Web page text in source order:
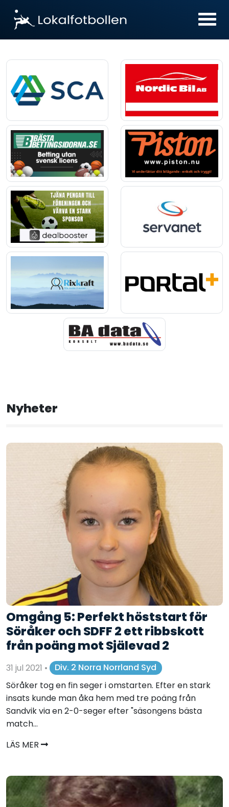
Nyheter
Omgång 5: Perfekt höststart för
Söråker och SDFF 2 ett ribbskott
från poäng mot Själevad 2
31 jul 2021 •
Div. 2 Norra Norrland Syd
Söråker tog en fin seger i omstarten. Efter en stark
insats kunde man åka hem med tre poäng från
Sandvik via en 2-0-seger efter "säsongens bästa
match...
LÄS MER